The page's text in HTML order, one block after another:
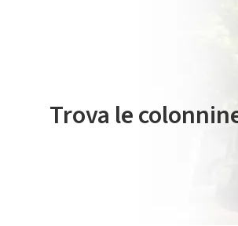
Il servizio di mobilità elettrica è gestito
Trova le